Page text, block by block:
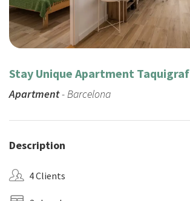
Stay Unique Apartment Taquigraf
Apartment- Barcelona
Description
4 Clients